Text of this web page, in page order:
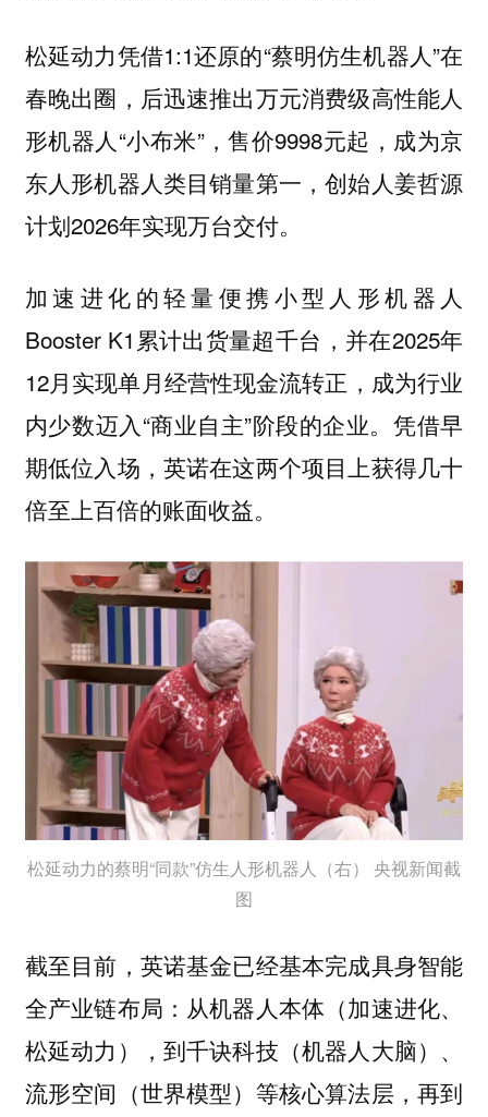
松延动力凭借1:1还原的“蔡明仿生机器人”在
春晚出圈，后迅速推出万元消费级高性能人
形机器人“小布米”，售价9998元起，成为京
东人形机器人类目销量第一，创始人姜哲源
计划2026年实现万台交付。
加速进化的轻量便携小型人形机器人
Booster K1累计出货量超千台，并在2025年
12月实现单月经营性现金流转正，成为行业
内少数迈入“商业自主”阶段的企业。凭借早
期低位入场，英诺在这两个项目上获得几十
倍至上百倍的账面收益。
松延动力的蔡明“同款”仿生人形机器人（右） 央视新闻截
图
截至目前，英诺基金已经基本完成具身智能
全产业链布局：从机器人本体（加速进化、
松延动力），到千诀科技（机器人大脑）、
流形空间（世界模型）等核心算法层，再到